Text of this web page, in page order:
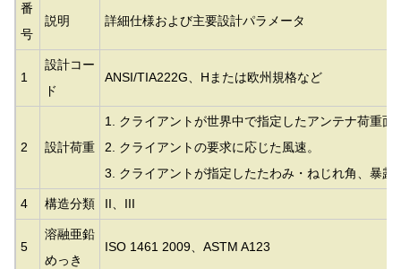
番
号
説明 詳細仕様および主要設計パラメータ
1
設計コー
ド
ANSI/TIA222G、Hまたは欧州規格など
2 設計荷重
1. クライアントが世界中で指定したアンテナ荷重面
2. クライアントの要求に応じた風速。
3. クライアントが指定したたわみ・ねじれ角、暴露
4 構造分類 II、III
5
溶融亜鉛
めっき
ISO 1461 2009、ASTM A123